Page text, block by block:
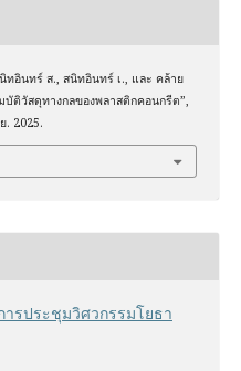
อินทร์ ส., สนิทอินทร์ เ., และ คล้าย
ติวัสดุทางกลของพลาสติกคอนกรีต”,
. 2025.
ารประชุมวิศวกรรมโยธา